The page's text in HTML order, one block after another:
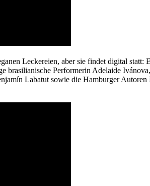
Leckereien, aber sie findet digital
brasilianische Performerin Adelaide
Labatut sowie die Hamburger